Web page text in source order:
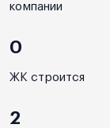
компании
0
ЖК строится
2